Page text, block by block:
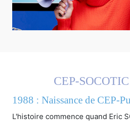
CEP-
1988 : Naissance de CEP-
L'histoire commence quand Eric